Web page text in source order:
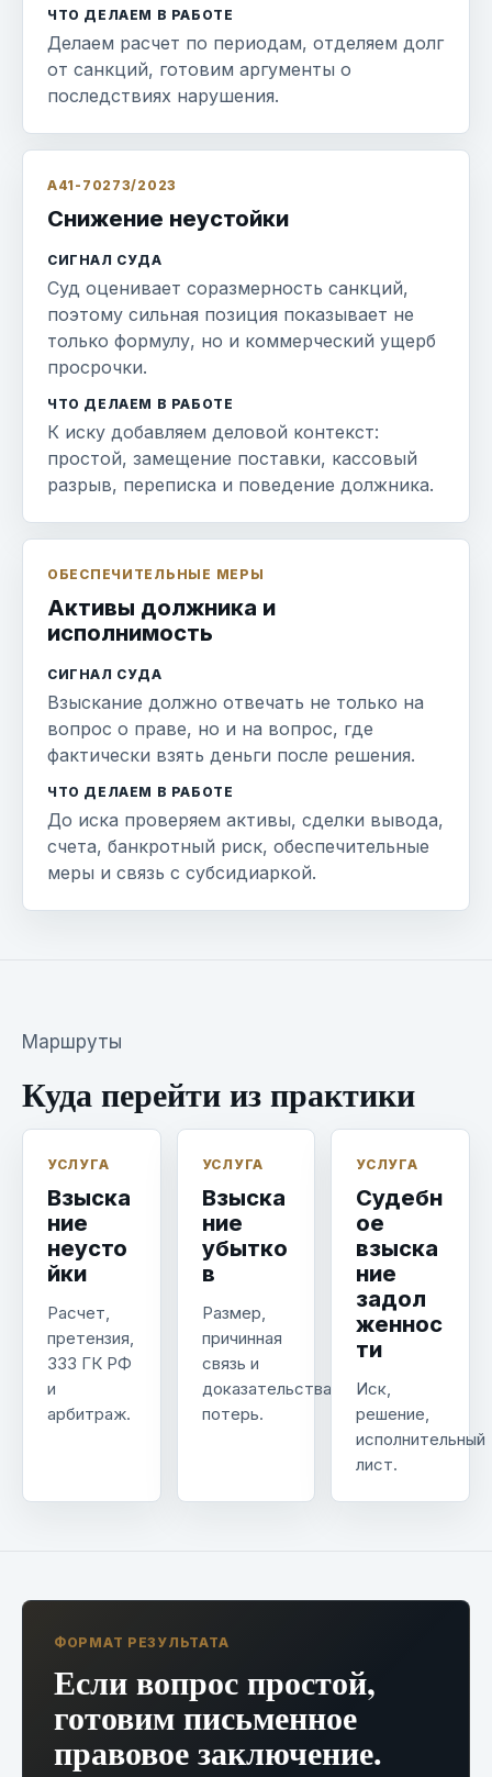
ЧТО ДЕЛАЕМ В РАБОТЕ
Делаем расчет по периодам, отделяем долг
от санкций, готовим аргументы о
последствиях нарушения.
А41-70273/2023
Снижение неустойки
СИГНАЛ СУДА
Суд оценивает соразмерность санкций,
поэтому сильная позиция показывает не
только формулу, но и коммерческий ущерб
просрочки.
ЧТО ДЕЛАЕМ В РАБОТЕ
К иску добавляем деловой контекст:
простой, замещение поставки, кассовый
разрыв, переписка и поведение должника.
ОБЕСПЕЧИТЕЛЬНЫЕ МЕРЫ
Активы должника и
исполнимость
СИГНАЛ СУДА
Взыскание должно отвечать не только на
вопрос о праве, но и на вопрос, где
фактически взять деньги после решения.
ЧТО ДЕЛАЕМ В РАБОТЕ
До иска проверяем активы, сделки вывода,
счета, банкротный риск, обеспечительные
меры и связь с субсидиаркой.
Маршруты
Куда перейти из практики
УСЛУГА
Взыска
ние
неусто
йки
Расчет,
претензия,
333 ГК РФ
и
арбитраж.
УСЛУГА
Взыска
ние
убытко
в
Размер,
причинная
связь и
доказательства
потерь.
УСЛУГА
Судебн
ое
взыска
ние
задол
женнос
ти
Иск,
решение,
исполнительный
лист.
ФОРМАТ РЕЗУЛЬТАТА
Если вопрос простой,
готовим письменное
правовое заключение.